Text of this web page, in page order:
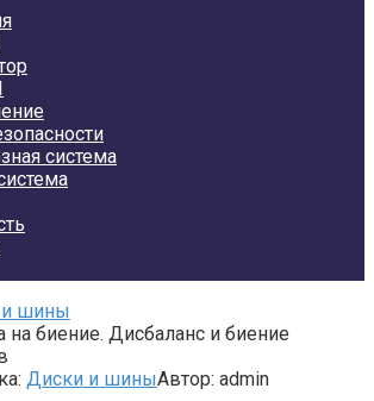
система
шины
на биение. Дисбаланс и биение
Диски и шиныАвтор: admin